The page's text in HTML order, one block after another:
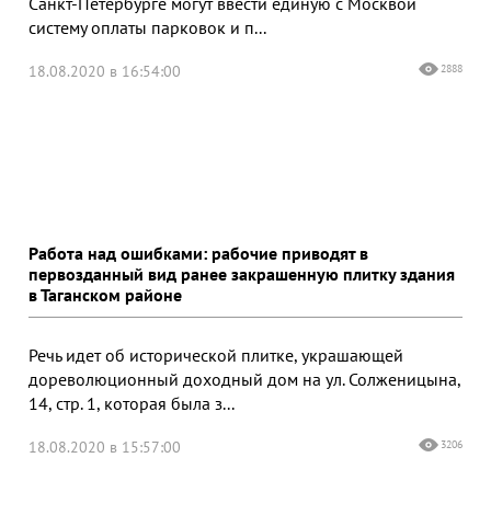
систему оплаты парковок и п...
18.08.2020 в 16:54:00 2888
Работа над ошибками: рабочие приводят в
первозданный вид ранее закрашенную плитку здания
в Таганском районе
Речь идет об исторической плитке, украшающей
дореволюционный доходный дом на ул. Солженицына,
14, стр. 1, которая была з...
18.08.2020 в 15:57:00 3206